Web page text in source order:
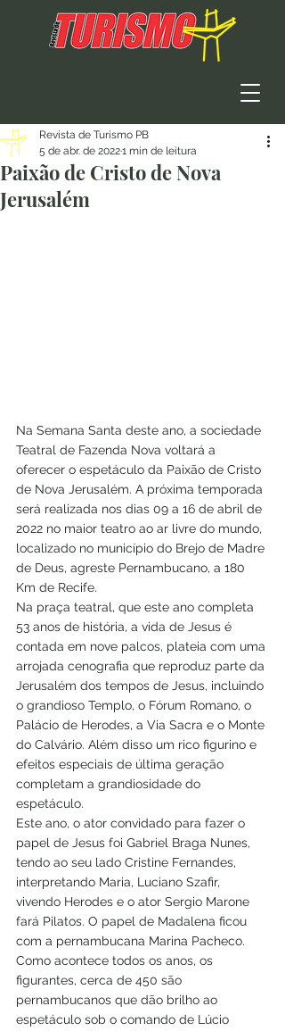
Paixão de Cristo de Nova
Jerusalém
Revista de Turismo PB
5 de abr. de 20221 min de leitura
Na Semana Santa deste ano, a sociedade
Teatral de Fazenda Nova voltará a
oferecer o espetáculo da Paixão de Cristo
de Nova Jerusalém. A próxima temporada
será realizada nos dias 09 a 16 de abril de
2022 no maior teatro ao ar livre do mundo,
localizado no município do Brejo de Madre
de Deus, agreste Pernambucano, a 180
Km de Recife.
Na praça teatral, que este ano completa
53 anos de história, a vida de Jesus é
contada em nove palcos, plateia com uma
arrojada cenografia que reproduz parte da
Jerusalém dos tempos de Jesus, incluindo
o grandioso Templo, o Fórum Romano, o
Palácio de Herodes, a Via Sacra e o Monte
do Calvário. Além disso um rico figurino e
efeitos especiais de última geração
completam a grandiosidade do
espetáculo.
Este ano, o ator convidado para fazer o
papel de Jesus foi Gabriel Braga Nunes,
tendo ao seu lado Cristine Fernandes,
interpretando Maria, Luciano Szafir,
vivendo Herodes e o ator Sergio Marone
fará Pilatos. O papel de Madalena ficou
com a pernambucana Marina Pacheco.
Como acontece todos os anos, os
figurantes, cerca de 450 são
pernambucanos que dão brilho ao
espetáculo sob o comando de Lúcio